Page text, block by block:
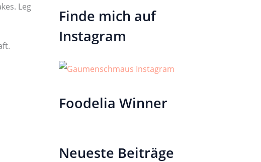
Leg
Finde mich auf
Instagram
Foodelia Winner
Neueste Beiträge